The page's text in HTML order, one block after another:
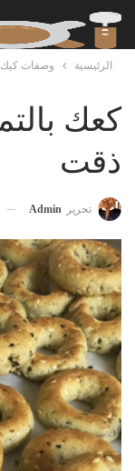
الرئيسية وصفات كيك
كعك
ذقت
تحرير Admin